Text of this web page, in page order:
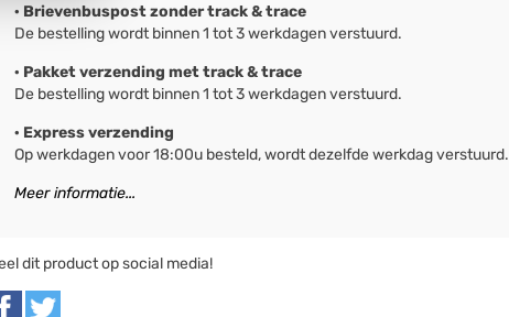
· Brievenbuspost zonder track & trace
De bestelling wordt binnen 1 tot 3 werkdagen verstuurd.
· Pakket verzending met track & trace
De bestelling wordt binnen 1 tot 3 werkdagen verstuurd.
· Express verzending
Op werkdagen voor 18:00u besteld, wordt dezelfde werkdag verstuurd.
Meer informatie...
dit product op social media!